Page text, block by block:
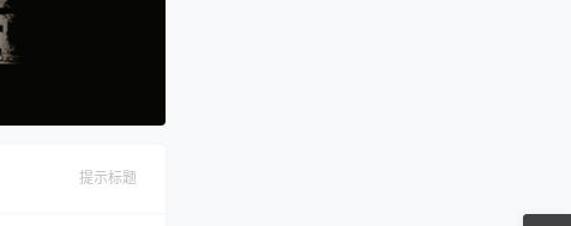
提示标题